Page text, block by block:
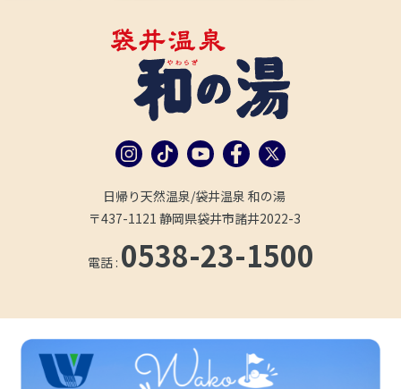
日帰り天然温泉/袋井温泉 和の湯
〒437-1121 静岡県袋井市諸井2022-3
電話 : 0538-23-1500